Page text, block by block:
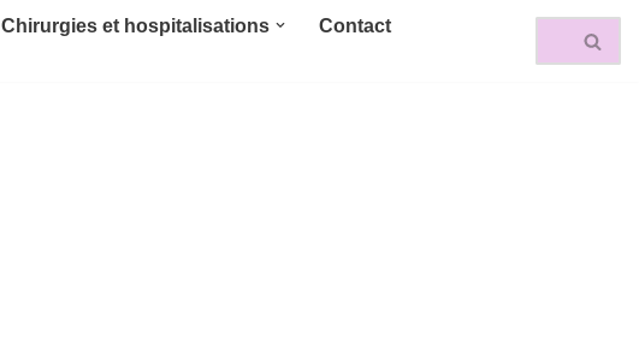
Chirurgies et hospitalisations
Contact